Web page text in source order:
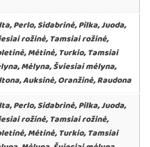
Perlo, Sidabrinė, Pilka, Juoda,
rožinė, Tamsiai rožinė,
Mėtinė, Turkio, Tamsiai
Mėlyna, Šviesiai mėlyna,
Auksinė, Oranžinė, Raudona
Perlo, Sidabrinė, Pilka, Juoda,
rožinė, Tamsiai rožinė,
Mėtinė, Turkio, Tamsiai